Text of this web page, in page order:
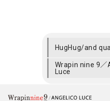
ロング・マキシ丈
and quarter（アンドクウォーター）
Our.（アワードット）
day standard（デイスタンダード）
HugHug/and
Wrapin nine 9／
Luce